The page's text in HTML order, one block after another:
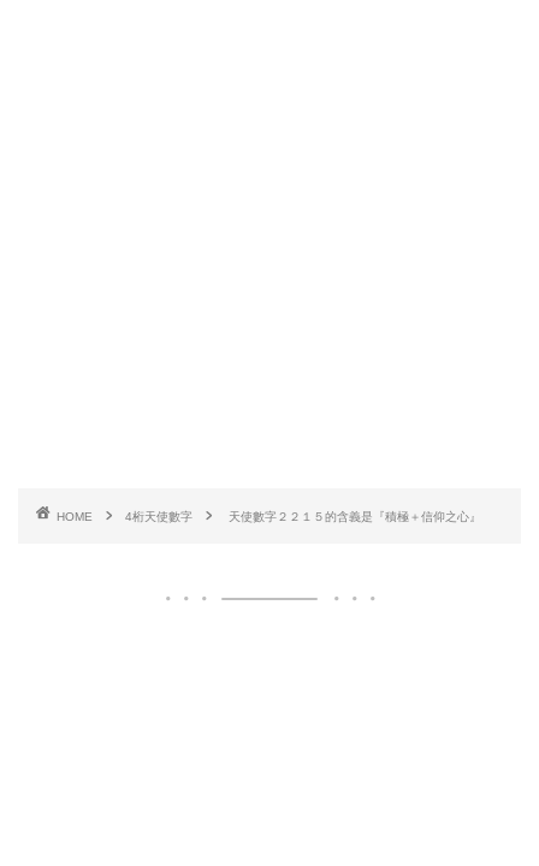
HOME 4桁天使數字 天使數字２２１５的含義是『積極＋信仰之心』